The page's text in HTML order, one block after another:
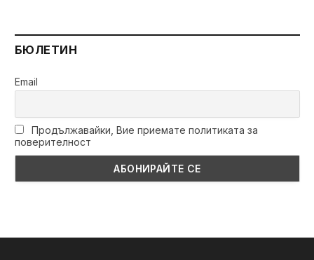
БЮЛЕТИН
Email
Продължавайки, Вие приемате политиката за
поверителност